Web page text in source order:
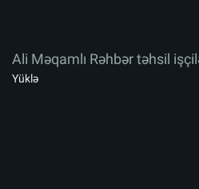
Ali Məqamlı Rəhbər təhsil
Yüklə